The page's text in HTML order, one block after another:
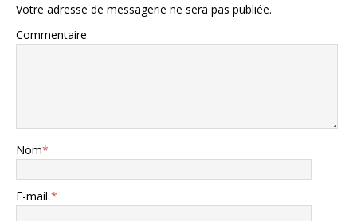
Votre adresse de messagerie ne sera pas publiée.
Commentaire
Nom*
E-mail *